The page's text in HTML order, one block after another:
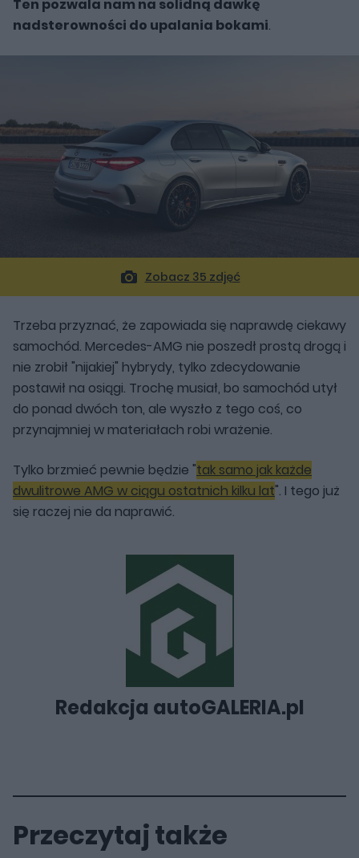
Ten pozwala nam na solidną dawkę
nadsterowności do upalania bokami.
Zobacz 35 zdjęć
Trzeba przyznać, że zapowiada się naprawdę ciekawy
samochód. Mercedes-AMG nie poszedł prostą drogą i
nie zrobił "nijakiej" hybrydy, tylko zdecydowanie
postawił na osiągi. Trochę musiał, bo samochód utył
do ponad dwóch ton, ale wyszło z tego coś, co
przynajmniej w materiałach robi wrażenie.
Tylko brzmieć pewnie będzie "tak samo jak każde
dwulitrowe AMG w ciągu ostatnich kilku lat". I tego już
się raczej nie da naprawić.
Redakcja autoGALERIA.pl
Przeczytaj także